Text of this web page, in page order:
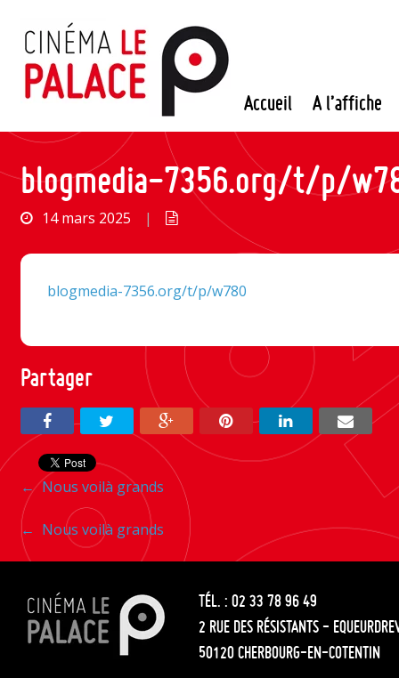
contenu
Accueil A l’affiche
blogmedia-7356.org/t/p/
14 mars 2025 |
blogmedia-7356.org/t/p/w780
Partager
Navigation
entre
les
articles
←Nous voilà grands
Navigation
entre
les
articles
← Nous voilà grands
TÉL. : 02 33 78 96 49
2 RUE DES RÉSISTANTS -
50120 CHERBOURG-EN-COTENTIN